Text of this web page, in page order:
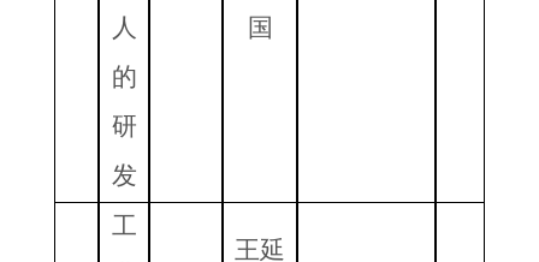
人
的
研
发
国
工
王延